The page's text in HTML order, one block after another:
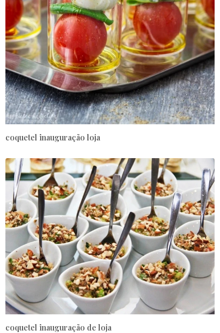
coquetel inauguração loja
coquetel inauguração de loja